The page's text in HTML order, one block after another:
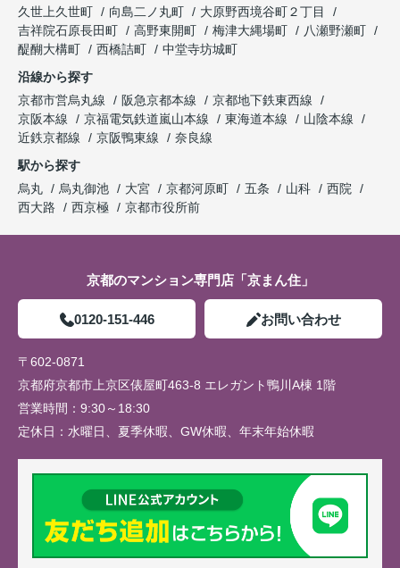
久世上久世町
向島二ノ丸町
大原野西境谷町２丁目
吉祥院石原長田町
高野東開町 梅津大縄場町
八瀬野瀬町
醍醐大構町
西橋詰町
中堂寺坊城町
沿線から探す
京都市営烏丸線
阪急京都本線
京都地下鉄東西線
京阪本線
京福電気鉄道嵐山本線 東海道本線
山陰本線
近鉄京都線
京阪鴨東線
奈良線
駅から探す
烏丸
烏丸御池 大宮 京都河原町 五条 山科
西院
西大路
西京極 京都市役所前
京都のマンション専門店「京まん住」
0120-151-446 お問い合わせ
〒602-0871
京都府京都市上京区俵屋町463-8 エレガント鴨川A棟 1階
営業時間： 9:30～18:30
定休日： 水曜日、夏季休暇、GW休暇、年末年始休暇